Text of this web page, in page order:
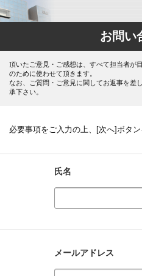
お問い
頂いたご意見・ご感想は、すべて担当者が
のために使わせて頂きます。
なお、ご質問・ご意見に関してお返事を差
承下さい。
必要事項をご入力の上、[次へ]ボタン
氏名
メールアドレス